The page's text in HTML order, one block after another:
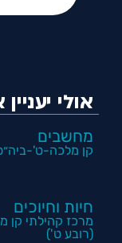
אולי
מחשבים
קן מלכה-ט'-
חיות וחיוכים
מרכז קהילתי קן
(רובע ט')